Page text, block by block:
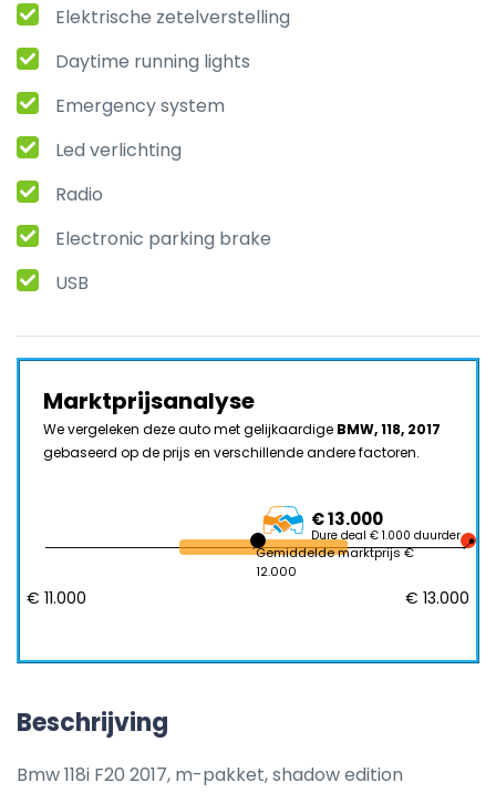
Elektrische zetelverstelling
Daytime running lights
Emergency system
Led verlichting
Radio
Electronic parking brake
USB
Marktprijsanalyse
We vergeleken deze auto met gelijkaardige BMW, 118, 2017
gebaseerd op de prijs en verschillende andere factoren.
€ 13.000
Dure deal € 1.000 duurder
Gemiddelde marktprijs €
12.000
€ 11.000 € 13.000
Beschrijving
Bmw 118i F20 2017, m-pakket, shadow edition